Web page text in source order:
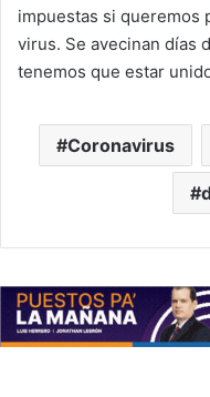
impuestas si queremos
virus. Se avecinan días
tenemos que estar
Coronavirus